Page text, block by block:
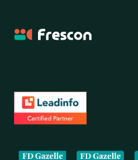
Frescon
Onze partners en